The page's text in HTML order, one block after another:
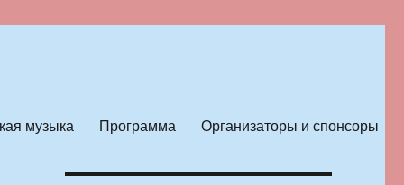
музыка Программа Организаторы и спонсоры